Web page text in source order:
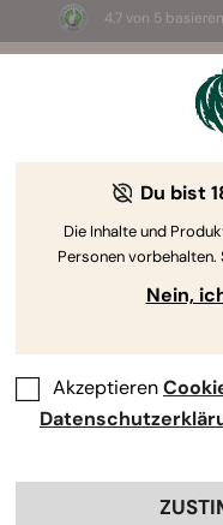
4.7 von 5
3 White
Du bist
Die Inhalte und
Personen vorbehalten.
Nein,
Akzeptieren